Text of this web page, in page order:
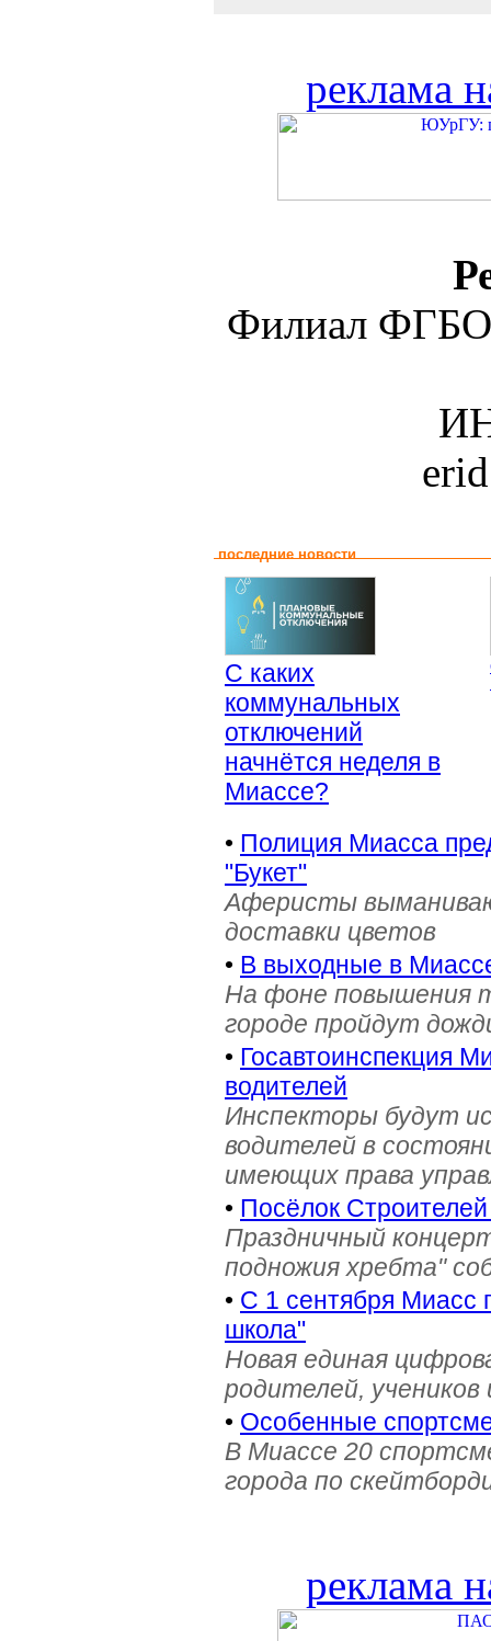
реклама
Филиал
последние новости
С каких
коммунальных
отключений
начнётся неделя в
Миассе?
• Полиция Миасса
"Букет"
Аферисты
доставки цветов
• В выходные в
На фоне повышения
городе пройдут
• Госавтоинспекция
водителей
Инспекторы будут
водителей в
имеющих права
• Посёлок
Праздничный
подножия хребта"
• С 1 сентября Миасс
школа"
Новая единая
родителей, учеников
• Особенные
В Миассе 20
города по
реклама